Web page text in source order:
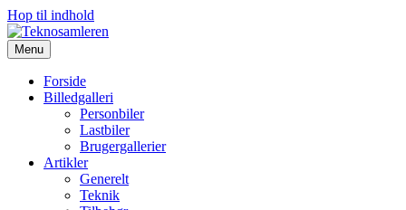
Hop til indhold
Menu
Forside
Billedgalleri
Personbiler
Lastbiler
Brugergallerier
Artikler
Generelt
Teknik